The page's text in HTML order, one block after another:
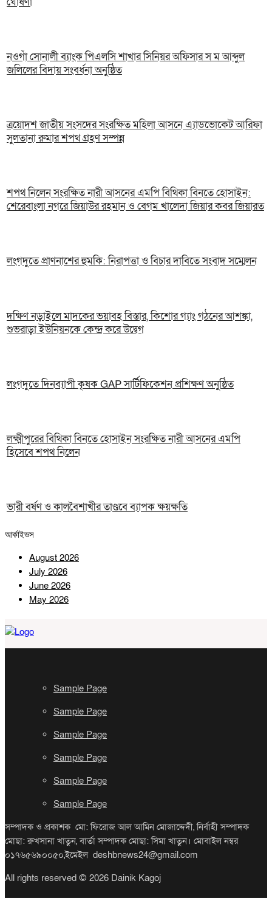
নওগাঁ সোনালী ব্যাংক পিএলসি শাখার সিনিয়র অফিসার স ম আব্দুল
জলিলের বিদায় সংবর্ধনা অনুষ্ঠিত
ত্রয়োদশ জাতীয় সংসদের সংরক্ষিত মহিলা আসনে এ্যাডভোকেট আরিফা
সুলতানা রুমার শপথ গ্রহণ সম্পন্ন
শপথ নিলেন সংরক্ষিত নারী আসনের এমপি বিথিকা বিনতে হোসাইন:
শেরেবাংলা নগরে জিয়াউর রহমান ও বেগম খালেদা জিয়ার কবর জিয়ারত
লংগদুতে প্রাণনাশের হুমকি: নিরাপত্তা ও বিচার দাবিতে সংবাদ সম্মেলন
দক্ষিণ নড়াইলে মাদকের ভয়াবহ বিস্তার, কিশোর গ্যাং গঠনের আশঙ্কা,
শুভরাড়া ইউনিয়নকে কেন্দ্র করে উদ্বেগ
লংগদুতে দিনব্যাপী কৃষক GAP সার্টিফিকেশন প্রশিক্ষণ অনুষ্ঠিত
লক্ষ্মীপুরের বিথিকা বিনতে হোসাইন সংরক্ষিত নারী আসনের এমপি
হিসেবে শপথ নিলেন
ভারী বর্ষণ ও কালবৈশাখীর তাণ্ডবে ব্যাপক ক্ষয়ক্ষতি
আর্কাইভস
August 2026
July 2026
June 2026
May 2026
Sample Page
Sample Page
Sample Page
Sample Page
Sample Page
Sample Page
সম্পাদক ও প্রকাশক মো: ফিরোজ আল আমিন মোজাদ্দেদী, নির্বাহী সম্পাদক
মোছা: রুখসানা খাতুন, বার্তা সম্পাদক মোছা: সিমা খাতুন। মোবাইল নম্বর
০১৭৬৫৬৯০০৫০,ইমেইল deshbnews24@gmail.com
All rights reserved © 2026 Dainik Kagoj